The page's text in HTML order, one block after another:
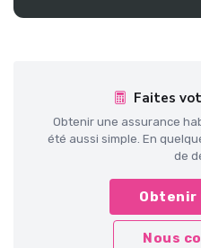
Faites
Obtenir une assurance
été aussi simple. En
de
Obtenir
Nous